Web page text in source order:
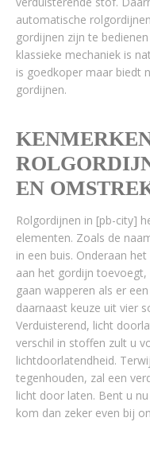
automatische
gordijnen zijn te
klassieke mechaniek is
is goedkoper maar biedt
gordijnen.
EN
Rolgordijnen in [pb-city]
elementen. Zoals de
in een buis. Onderaan
aan het gordijn
gaan wapperen als er
daarnaast keuze uit vier
Verduisterend, licht
verschil in stoffen zult u
lichtdoorlatendheid.
tegenhouden, zal een
licht door laten. Bent u
kom dan zeker even bij